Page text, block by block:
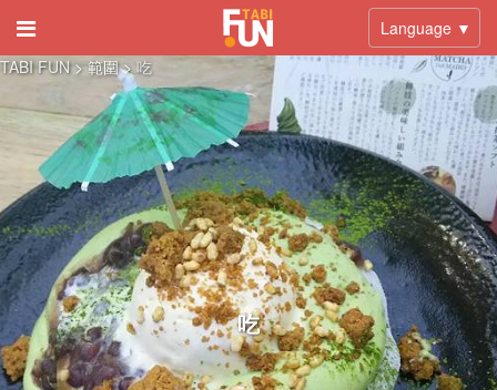
Language ▼
TABI FUN> 範圍 > 吃
吃